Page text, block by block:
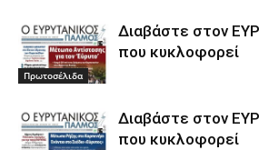
Πρωτοσέλιδα
Διαβάστε στον
που κυκλοφορεί
Διαβάστε στον
που κυκλοφορεί